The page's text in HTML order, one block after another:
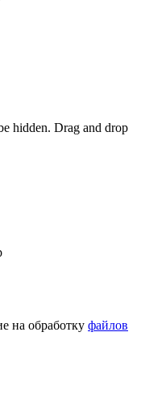
hidden. Drag and drop
на обработку файлов